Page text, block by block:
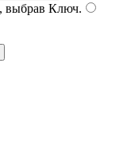
выбрав Ключ.